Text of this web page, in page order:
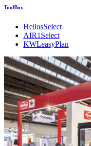
ToolBox
HeliosSelect
AIR1Select
KWLeasyPlan